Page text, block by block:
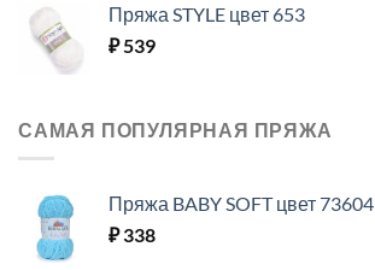
Пряжа STYLE цвет 653
₽539
САМАЯ ПОПУЛЯРНАЯ ПРЯЖА
Пряжа BABY SOFT цвет 73604
₽338